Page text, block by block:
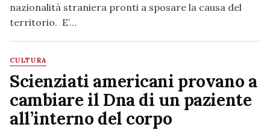
nazionalità straniera pronti a sposare la causa del
territorio. E’…
CULTURA
Scienziati americani provano a
cambiare il Dna di un paziente
all’interno del corpo